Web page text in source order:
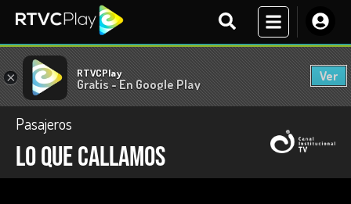
× RTVCPlay
Gratis - En Google Play
Ver
Pasajeros
Lo que callamos